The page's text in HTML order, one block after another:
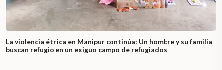
La violencia étnica en Manipur continúa: Un hombre y su familia
buscan refugio en un exiguo campo de refugiados